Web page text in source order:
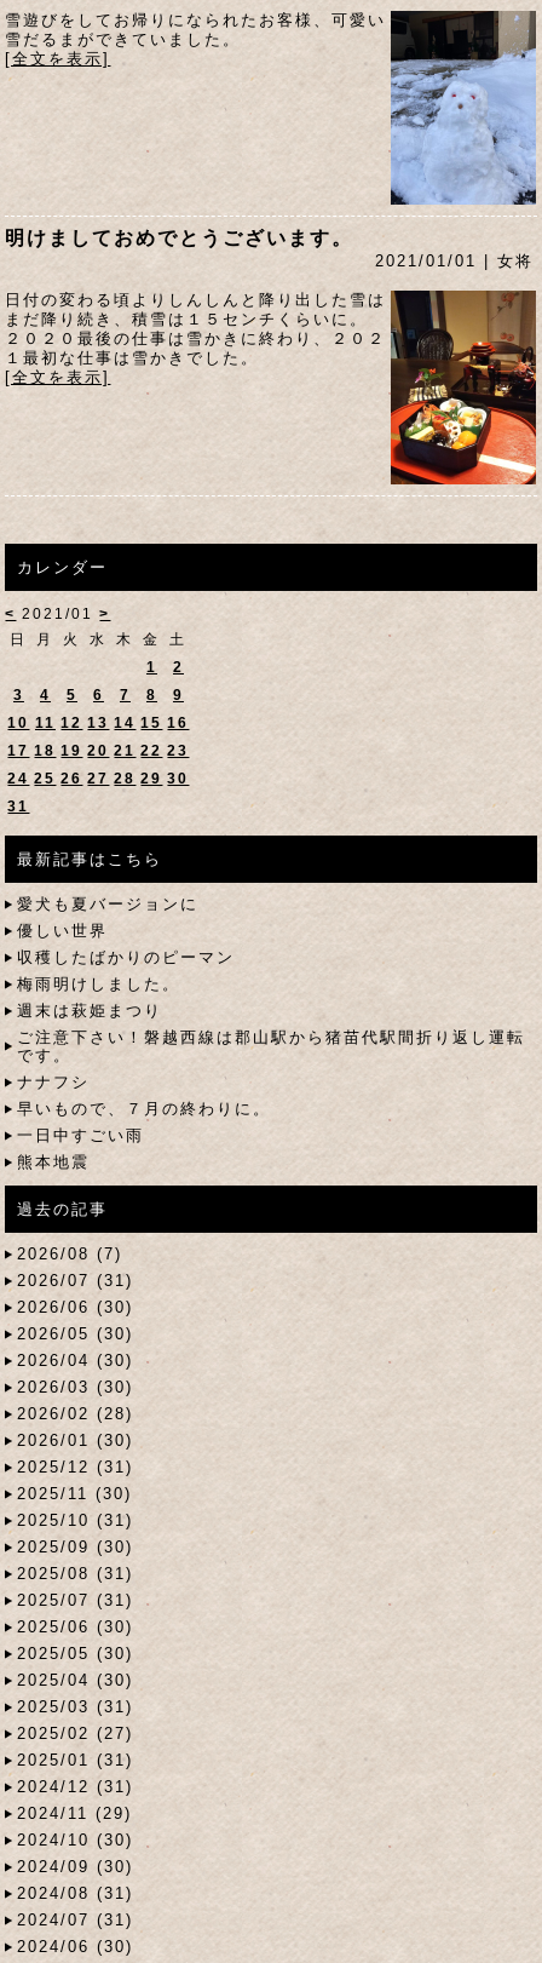
雪遊びをしてお帰りになられたお客様、可愛い
雪だるまができていました。
[全文を表示]
明けましておめでとうございます。
2021/01/01 | 女将
日付の変わる頃よりしんしんと降り出した雪は
まだ降り続き、積雪は１５センチくらいに。
２０２０最後の仕事は雪かきに終わり、２０２
１最初な仕事は雪かきでした。
[全文を表示]
カレンダー
< 2021/01>
日
月 火 水 木 金
土
1
2
3
4 5 6 7 8
9
10 11 12 13 14 15 16
17 18 19 20 21 22 23
24 25 26 27 28 29 30
31
最新記事はこちら
愛犬も夏バージョンに
優しい世界
収穫したばかりのピーマン
梅雨明けしました。
週末は萩姫まつり
ご注意下さい！磐越西線は郡山駅から猪苗代駅間折り返し運転
です。
ナナフシ
早いもので、７月の終わりに。
一日中すごい雨
熊本地震
過去の記事
2026/08 (7)
2026/07 (31)
2026/06 (30)
2026/05 (30)
2026/04 (30)
2026/03 (30)
2026/02 (28)
2026/01 (30)
2025/12 (31)
2025/11 (30)
2025/10 (31)
2025/09 (30)
2025/08 (31)
2025/07 (31)
2025/06 (30)
2025/05 (30)
2025/04 (30)
2025/03 (31)
2025/02 (27)
2025/01 (31)
2024/12 (31)
2024/11 (29)
2024/10 (30)
2024/09 (30)
2024/08 (31)
2024/07 (31)
2024/06 (30)